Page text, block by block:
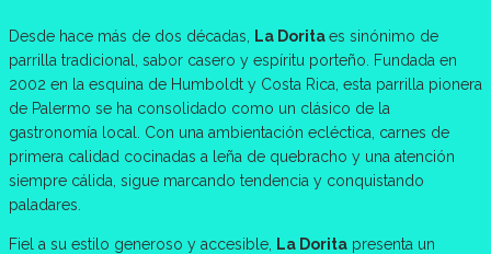
Desde hace más de dos décadas, La Doritaes sinónimo de
parrilla tradicional, sabor casero y espíritu porteño. Fundada en
2002 en la esquina de Humboldt y Costa Rica, esta parrilla pionera
de Palermo se ha consolidado como un clásico de la
gastronomía local. Con una ambientación ecléctica, carnes de
primera calidad cocinadas a leña de quebracho y una atención
siempre cálida, sigue marcando tendencia y conquistando
paladares.
Fiel a su estilo generoso y accesible, La Dorita presenta un